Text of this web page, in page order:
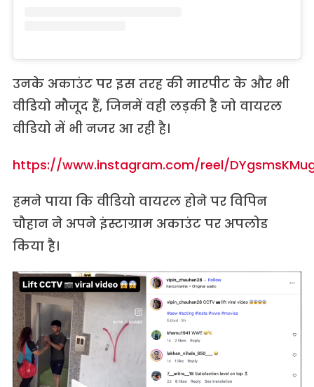
उनके अकाउंट पर इस तरह की मारपीट के और भी
वीडियो मौजूद हैं, जिनमें वही लड़की है जो वायरल
वीडियो में भी नजर आ रही है।
https://www.instagram.com/reel/
हमने पाया कि वीडियो वायरल होने पर विपिन
चौहान ने अपने इंस्टाग्राम अकाउंट पर अपलोड
किया है।